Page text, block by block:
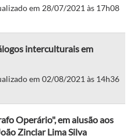
em 28/07/2021 às 17h08
interculturais em
em 02/08/2021 às 14h36
Operário", em alusão aos
Zinclar Lima Silva